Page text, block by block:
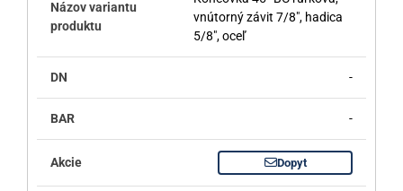
vnútorný závit 7/8", hadica
5/8", oceľ
-
-
Dopyt